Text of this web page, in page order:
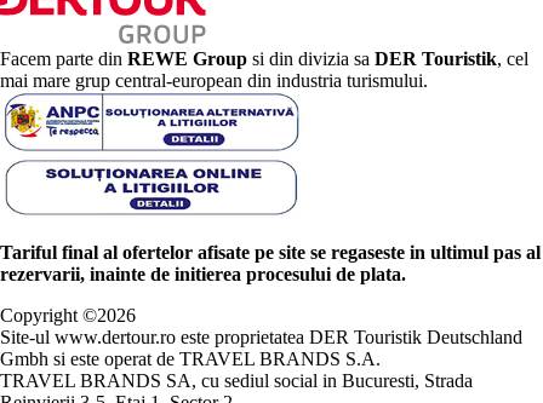
Facem parte din REWE Group si din divizia sa DER Touristik, cel
mai mare grup central-european din industria turismului.
Tariful final al ofertelor afisate pe site se regaseste in ultimul pas al
rezervarii, inainte de initierea procesului de plata.
Copyright ©2026
Site-ul www.dertour.ro este proprietatea DER Touristik Deutschland
Gmbh si este operat de TRAVEL BRANDS S.A.
TRAVEL BRANDS SA, cu sediul social in Bucuresti, Strada